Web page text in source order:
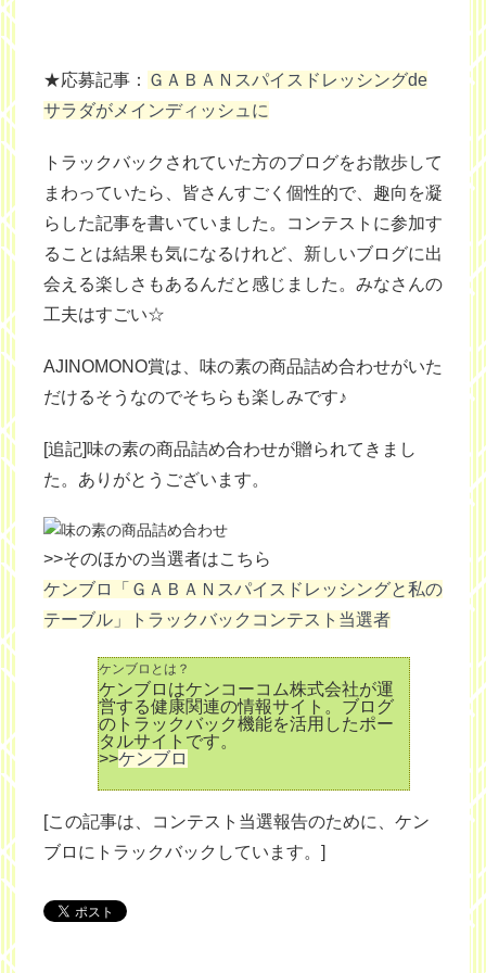
★応募記事： ＧＡＢＡＮスパイスドレッシングde
サラダがメインディッシュに
トラックバックされていた方のブログをお散歩して
まわっていたら、皆さんすごく個性的で、趣向を凝
らした記事を書いていました。コンテストに参加す
ることは結果も気になるけれど、新しいブログに出
会える楽しさもあるんだと感じました。みなさんの
工夫はすごい☆
AJINOMONO賞は、味の素の商品詰め合わせがいた
だけるそうなのでそちらも楽しみです♪
[追記]味の素の商品詰め合わせが贈られてきまし
た。ありがとうございます。
>>そのほかの当選者はこちら
ケンブロ「ＧＡＢＡＮスパイスドレッシングと私の
テーブル」トラックバックコンテスト当選者
ケンブロとは？
ケンブロはケンコーコム株式会社が運
営する健康関連の情報サイト。ブログ
のトラックバック機能を活用したポー
タルサイトです。
>>ケンブロ
[この記事は、コンテスト当選報告のために、ケン
ブロにトラックバックしています。]